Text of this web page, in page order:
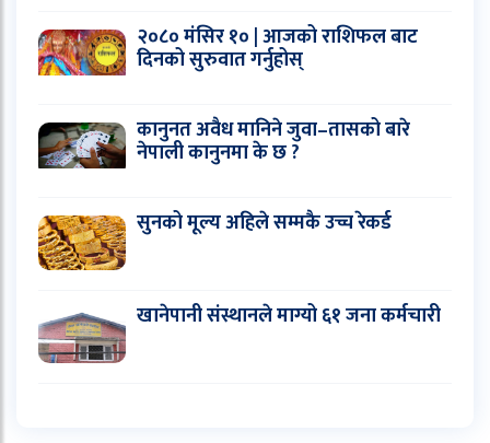
२०८० मंसिर १० | आजको राशिफल बाट
दिनको सुरुवात गर्नुहोस्
कानुनत अवैध मानिने जुवा–तासको बारे
नेपाली कानुनमा के छ ?
सुनको मूल्य अहिले सम्मकै उच्च रेकर्ड
खानेपानी संस्थानले माग्यो ६१ जना कर्मचारी